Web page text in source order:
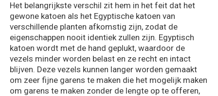
Het belangrijkste verschil zit hem in het feit dat het
gewone katoen als het Egyptische katoen van
verschillende planten afkomstig zijn, zodat de
eigenschappen nooit identiek zullen zijn. Egyptisch
katoen wordt met de hand geplukt, waardoor de
vezels minder worden belast en ze recht en intact
blijven. Deze vezels kunnen langer worden gemaakt
om zeer fijne garens te maken die het mogelijk maken
om garens te maken zonder de lengte op te offeren,